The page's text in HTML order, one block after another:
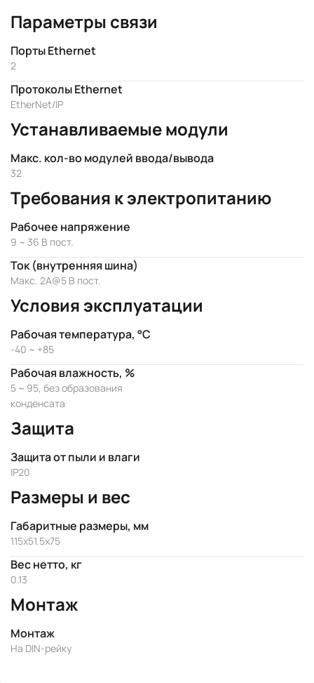
Параметры связи
Порты Ethernet
2
Протоколы Ethernet
EtherNet/IP
Устанавливаемые модули
Макс. кол-во модулей ввода/вывода
32
Требования к электропитанию
Рабочее напряжение
9 ~ 36 В пост.
Ток (внутренняя шина)
Макс. 2А@5 В пост.
Условия эксплуатации
Рабочая температура, °C
-40 ~ +85
Рабочая влажность, %
5 ~ 95, без образования
конденсата
Защита
Защита от пыли и влаги
IP20
Размеры и вес
Габаритные размеры, мм
115x51.5x75
Вес нетто, кг
0.13
Монтаж
Монтаж
На DIN-рейку